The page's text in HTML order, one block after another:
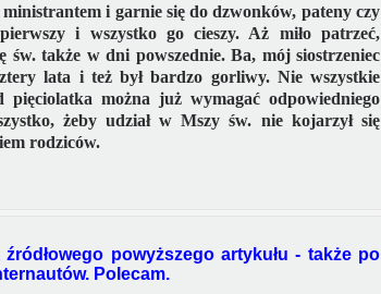
i garnie się do dzwonków, pateny czy
i wszystko go cieszy. Aż miło patrzeć,
św. także w dni powszednie. Ba, mój siostrzeniec
lata i też był bardzo gorliwy. Nie wszystkie
można już wymagać odpowiedniego
żeby udział w Mszy św. nie kojarzył się
rodziców.
powyższego artykułu - także po
Polecam.